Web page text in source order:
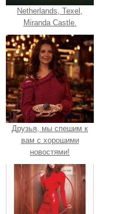
Netherlands, Texel,
Miranda Castle.
Друзья, мы спешим к
вам с хорошими
новостями!